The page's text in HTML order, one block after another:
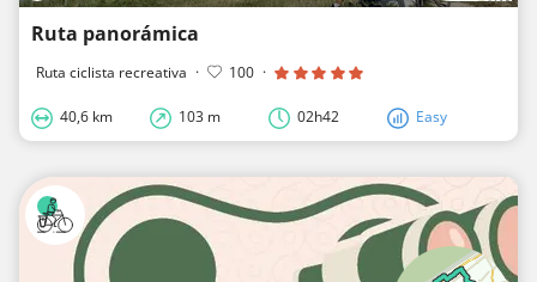
Ruta panorámica
Ruta ciclista recreativa · 100 ·
40,6 km 103 m 02h42 Easy